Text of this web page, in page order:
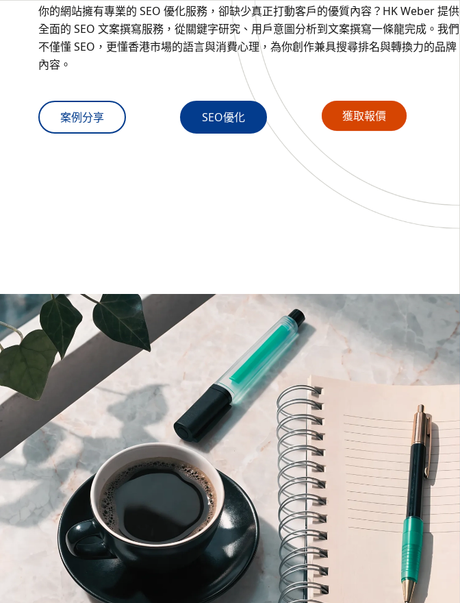
你的網站擁有專業的 SEO 優化服務，卻缺少真正打動客戶的優質內容？HK Weber 提供
全面的 SEO 文案撰寫服務，從關鍵字研究、用戶意圖分析到文案撰寫一條龍完成。我們
不僅懂 SEO，更懂香港市場的語言與消費心理，為你創作兼具搜尋排名與轉換力的品牌
內容。
案例分享 SEO優化 獲取報價